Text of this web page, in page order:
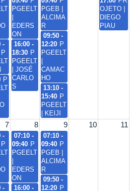
-
P
-
P
-
P
PGEELT
EDERS
ON
07:10 -
09:40 P
PGEELT
EDERS
ON
16:00 -
18:30 P
PGEELT
| JOSÉ
CARLO
S
16:00 -
PGEB |
ALCIMA
R
07:10 -
09:40 P
PGEB |
ALCIMA
R
09:50 -
12:20 P
PGEELT
CAMAC
HO
09:50 -
12:20 P
13:10 -
15:40 P
PGEELT
| KEIJI
OJETO |
DIEGO
PIAU
7 8 9 10 11